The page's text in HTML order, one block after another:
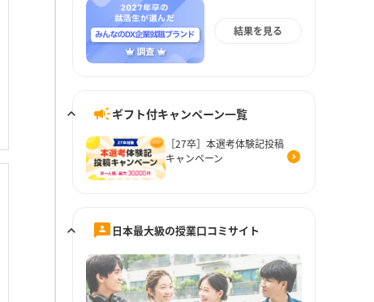
結果を見る
ギフト付キャンペーン一覧
［27卒］本選考体験記投稿
キャンペーン
日本最大級の授業口コミサイト